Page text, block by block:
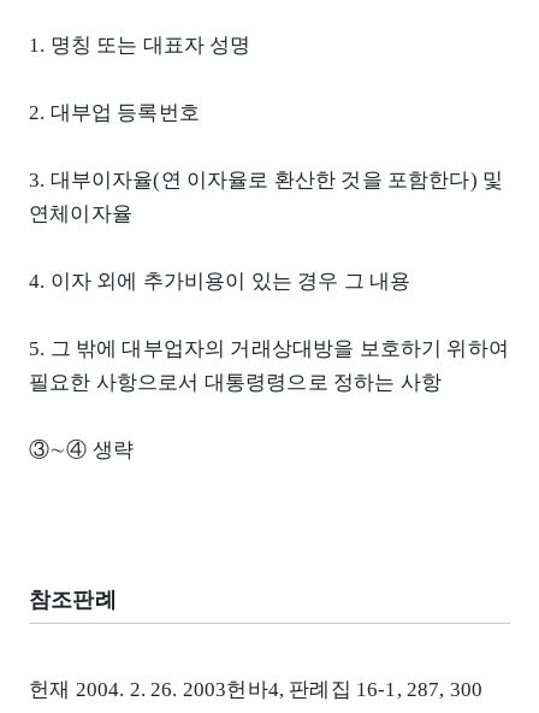
1. 명칭 또는 대표자 성명
2. 대부업 등록번호
3. 대부이자율(연 이자율로 환산한 것을 포함한다) 및
연체이자율
4. 이자 외에 추가비용이 있는 경우 그 내용
5. 그 밖에 대부업자의 거래상대방을 보호하기 위하여
필요한 사항으로서 대통령령으로 정하는 사항
③∼④ 생략
참조판례
헌재 2004. 2. 26. 2003헌바4, 판례집 16-1, 287, 300